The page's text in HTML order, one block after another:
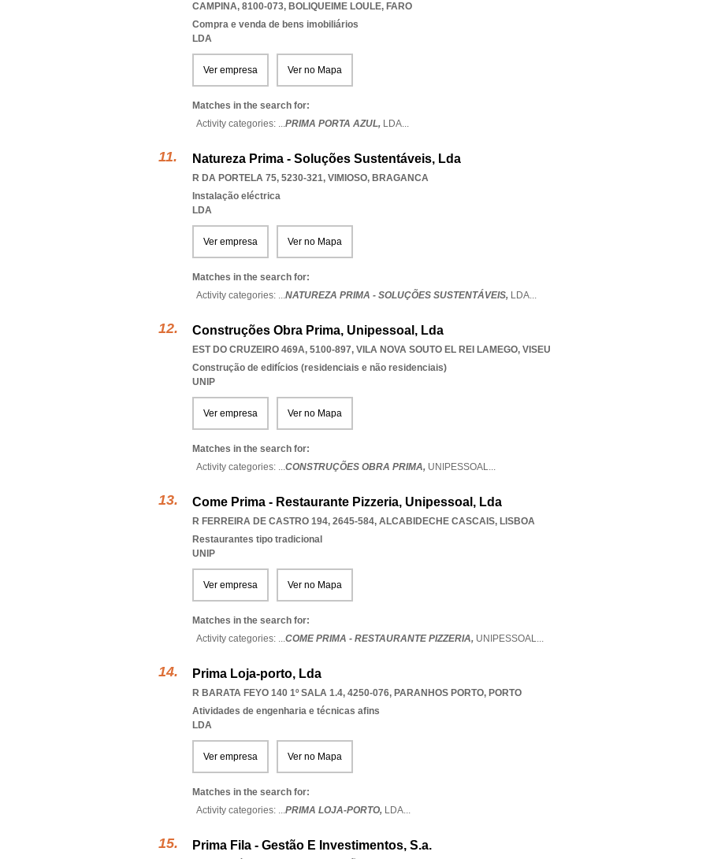
CAMPINA, 8100-073, BOLIQUEIME LOULE, FARO
Compra e venda de bens imobiliários
LDA
Ver empresa Ver no Mapa
Matches in the search for:
Activity categories: ...PRIMA PORTA AZUL, LDA...
Natureza Prima - Soluções Sustentáveis, Lda
R DA PORTELA 75, 5230-321, VIMIOSO, BRAGANCA
Instalação eléctrica
LDA
Ver empresa Ver no Mapa
Matches in the search for:
Activity categories: ...NATUREZA PRIMA - SOLUÇÕES SUSTENTÁVEIS, LDA...
Construções Obra Prima, Unipessoal, Lda
EST DO CRUZEIRO 469A, 5100-897, VILA NOVA SOUTO EL REI LAMEGO, VISEU
Construção de edifícios (residenciais e não residenciais)
UNIP
Ver empresa Ver no Mapa
Matches in the search for:
Activity categories: ...CONSTRUÇÕES OBRA PRIMA, UNIPESSOAL...
Come Prima - Restaurante Pizzeria, Unipessoal, Lda
R FERREIRA DE CASTRO 194, 2645-584, ALCABIDECHE CASCAIS, LISBOA
Restaurantes tipo tradicional
UNIP
Ver empresa Ver no Mapa
Matches in the search for:
Activity categories: ...COME PRIMA - RESTAURANTE PIZZERIA, UNIPESSOAL...
Prima Loja-porto, Lda
R BARATA FEYO 140 1º SALA 1.4, 4250-076, PARANHOS PORTO, PORTO
Atividades de engenharia e técnicas afins
LDA
Ver empresa Ver no Mapa
Matches in the search for:
Activity categories: ...PRIMA LOJA-PORTO, LDA...
Prima Fila - Gestão E Investimentos, S.a.